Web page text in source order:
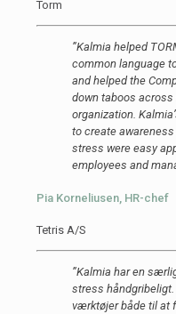
Torm
”Kalmia helped
common language
and helped the
down taboos
organization.
to create
stress were easy
employees and
Pia Korneliusen, HR-chef
Tetris A/S
”Kalmia har en
stress
værktøjer både til at